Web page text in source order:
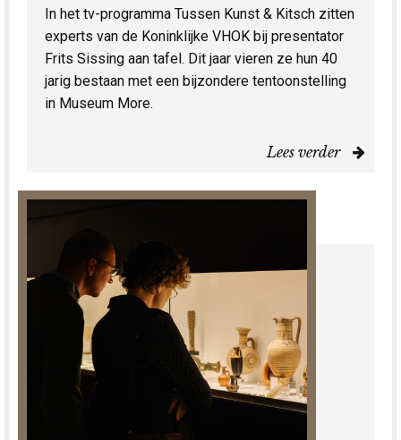
In het tv-programma Tussen Kunst & Kitsch zitten
experts van de Koninklijke VHOK bij presentator
Frits Sissing aan tafel. Dit jaar vieren ze hun 40
jarig bestaan met een bijzondere tentoonstelling
in Museum More.
Lees verder